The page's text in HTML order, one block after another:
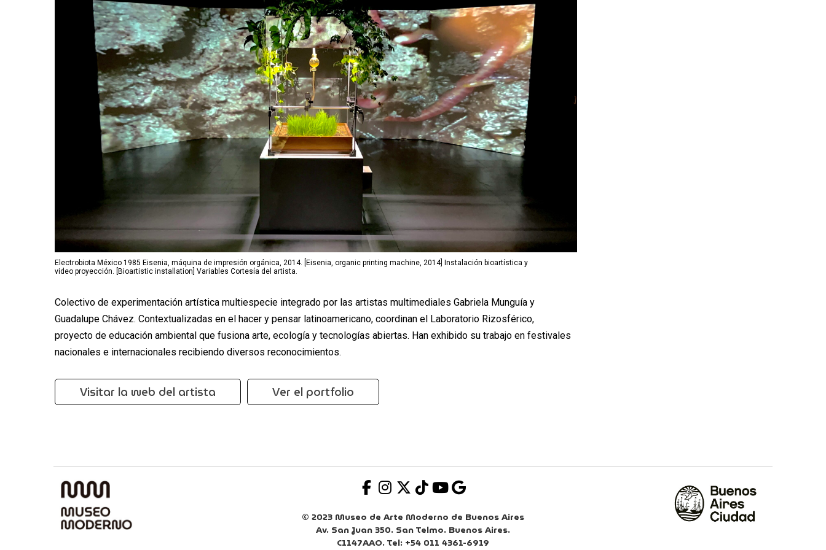
Electrobiota México 1985 Eisenia, máquina de impresión orgánica, 2014. [Eisenia, organic printing machine, 2014] Instalación bioartística y
video proyección. [Bioartistic installation] Variables Cortesía del artista.
Colectivo de experimentación artística multiespecie integrado por las artistas multimediales Gabriela Munguía y
Guadalupe Chávez. Contextualizadas en el hacer y pensar latinoamericano, coordinan el Laboratorio Rizosférico,
proyecto de educación ambiental que fusiona arte, ecología y tecnologías abiertas. Han exhibido su trabajo en festivales
nacionales e internacionales recibiendo diversos reconocimientos.
Visitar la web del artista Ver el portfolio
© 2023 Museo de Arte Moderno de Buenos Aires
Av. San Juan 350. San Telmo. Buenos Aires.
C1147AAO. Tel: +54 011 4361-6919